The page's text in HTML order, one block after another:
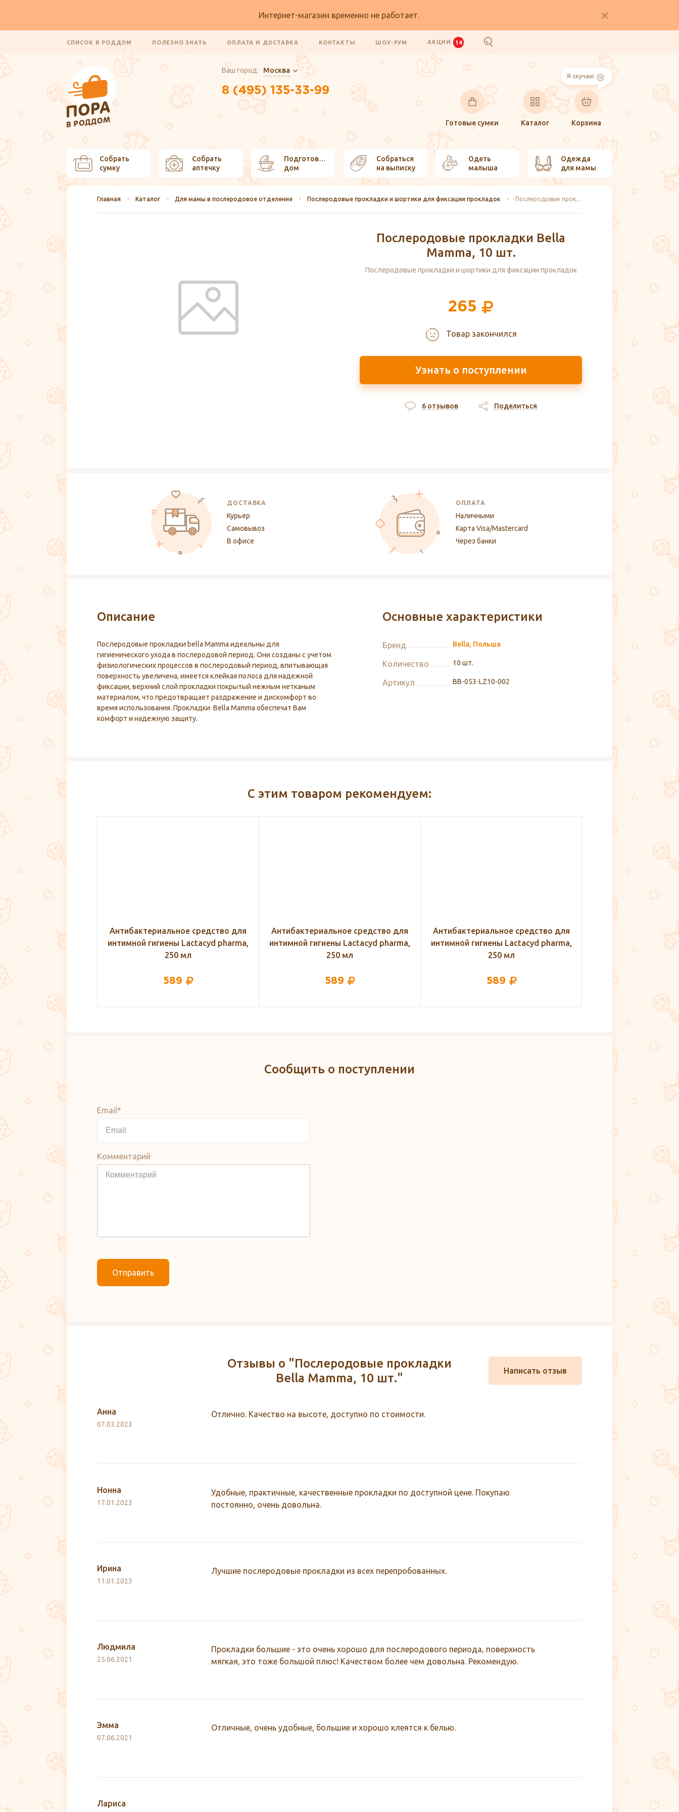
Интернет-магазин временно не работает.
СПИСОК В РОДДОМ ПОЛЕЗНО ЗНАТЬ ОПЛАТА И ДОСТАВКА КОНТАКТЫ ШОУ-РУМ АКЦИИ 14
Ваш город: Москва
8 (495) 135-33-99
Готовые сумки Каталог
Я скучаю
Корзина
Собрать
сумку
Собрать
аптечку
Подготовить
дом
Собраться
на выписку
Одеть
малыша
Одежда
для мамы
Главная Каталог Для мамы в послеродовое отделение Послеродовые прокладки и шортики для фиксации прокладок Послеродовые прокладки Bella Mamma, 10 шт.
Послеродовые прокладки Bella
Mamma, 10 шт.
Послеродовые прокладки и шортики для фиксации прокладок
265
Товар закончился
Узнать о поступлении
6 отзывов Поделиться
ДОСТАВКА
Курьер
Самовывоз
В офисе
ОПЛАТА
Наличными
Карта Visa/Mastercard
Через банки
Описание
Послеродовые прокладки bella Mamma идеальны для
гигиенического ухода в послеродовой период. Они созданы с учетом
физиологических процессов в послеродовый период, впитывающая
поверхность увеличена, имеется клейкая полоса для надежной
фиксации, верхний слой прокладки покрытый нежным нетканым
материалом, что предотвращает раздражение и дискомфорт во
время использования. Прокладки Bella Mamma обеспечат Вам
комфорт и надежную защиту.
Основные характеристики
Бренд Bella, Польша
Количество 10 шт.
Артикул BB-053-LZ10-002
С этим товаром рекомендуем:
средство для
Lactacyd pharma,
250 мл
589
Антибактериальное средство для
интимной гигиены Lactacyd pharma,
250 мл
589
Антибактериальное средство для
интимной гигиены Lactacyd pharma,
250 мл
589
Антибактериальное средство для
интимной гигиены Lactacyd pharma,
250 мл
589
интимной гигиены
Сообщить о поступлении
Email*
Комментарий
Отправить
Отзывы о "Послеродовые прокладки
Bella Mamma, 10 шт."
Написать отзыв
Анна
07.03.2023
Отлично. Качество на высоте, доступно по стоимости.
Нонна
17.01.2023
Удобные, практичные, качественные прокладки по доступной цене. Покупаю
постоянно, очень довольна.
Ирина
11.01.2023
Лучшие послеродовые прокладки из всех перепробованных.
Людмила
25.06.2021
Прокладки большие - это очень хорошо для послеродового периода, поверхность
мягкая, это тоже большой плюс! Качеством более чем довольна. Рекомендую.
Эмма
07.06.2021
Отличные, очень удобные, большие и хорошо клеятся к белью.
Лариса